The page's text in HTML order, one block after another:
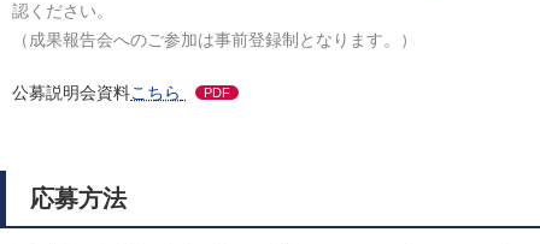
認ください。
（成果報告会へのご参加は事前登録制となります。）
公募説明会資料こちら PDF
応募方法